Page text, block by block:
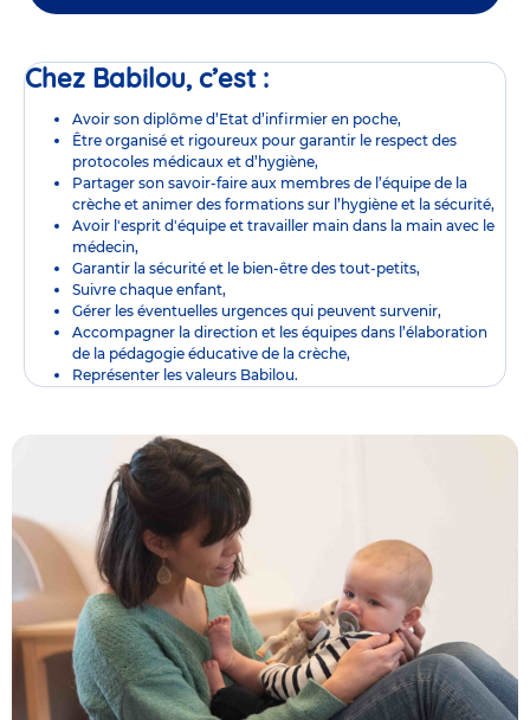
Chez Babilou, c’est :
Avoir son diplôme d’Etat d’infirmier en poche,
Être organisé et rigoureux pour garantir le respect des
protocoles médicaux et d’hygiène,
Partager son savoir-faire aux membres de l’équipe de la
crèche et animer des formations sur l’hygiène et la sécurité,
Avoir l'esprit d'équipe et travailler main dans la main avec le
médecin,
Garantir la sécurité et le bien-être des tout-petits,
Suivre chaque enfant,
Gérer les éventuelles urgences qui peuvent survenir,
Accompagner la direction et les équipes dans l’élaboration
de la pédagogie éducative de la crèche,
Représenter les valeurs Babilou.